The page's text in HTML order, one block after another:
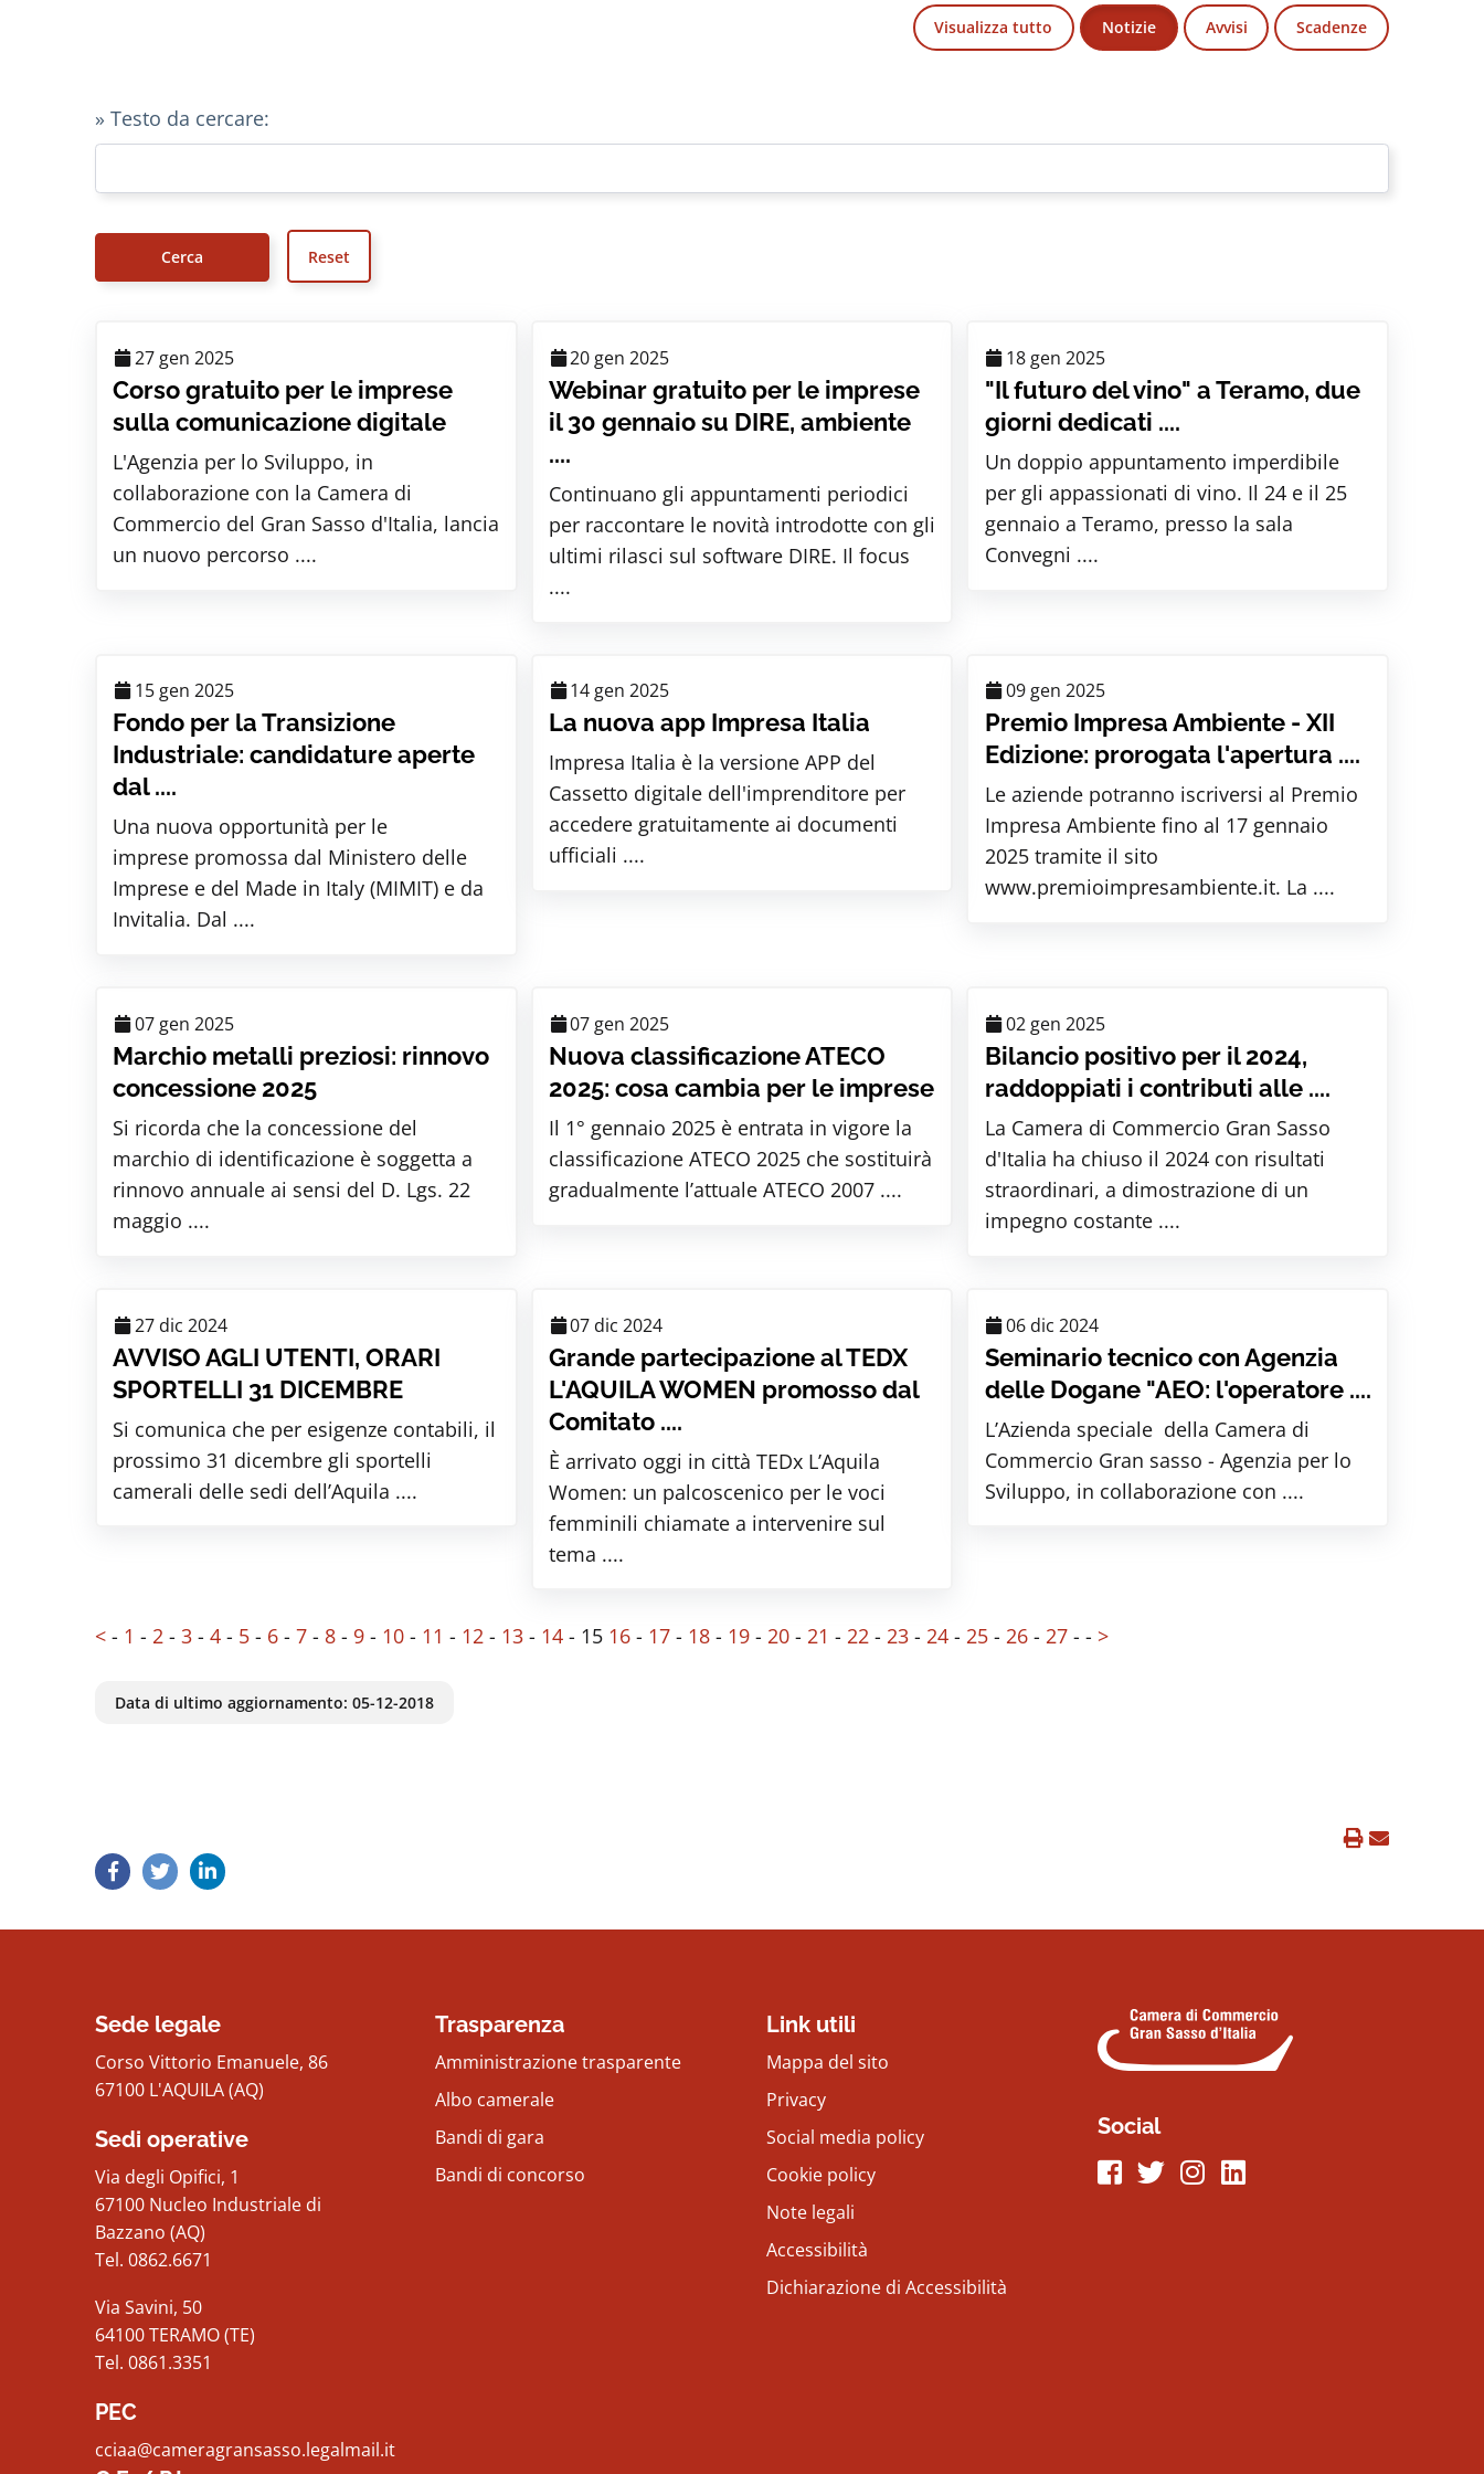
Visualizza tutto Notizie Avvisi Scadenze
» Testo da cercare:
27 gen 2025
Corso gratuito per le imprese
sulla comunicazione digitale
L'Agenzia per lo Sviluppo, in
collaborazione con la Camera di
Commercio del Gran Sasso d'Italia, lancia
un nuovo percorso ....
20 gen 2025
Webinar gratuito per le imprese
il 30 gennaio su DIRE, ambiente
....
Continuano gli appuntamenti periodici
per raccontare le novità introdotte con gli
ultimi rilasci sul software DIRE. Il focus
....
18 gen 2025
"Il futuro del vino" a Teramo, due
giorni dedicati ....
Un doppio appuntamento imperdibile
per gli appassionati di vino. Il 24 e il 25
gennaio a Teramo, presso la sala
Convegni ....
15 gen 2025
Fondo per la Transizione
Industriale: candidature aperte
dal ....
Una nuova opportunità per le
imprese promossa dal Ministero delle
Imprese e del Made in Italy (MIMIT) e da
Invitalia. Dal ....
14 gen 2025
La nuova app Impresa Italia
Impresa Italia è la versione APP del
Cassetto digitale dell'imprenditore per
accedere gratuitamente ai documenti
ufficiali ....
09 gen 2025
Premio Impresa Ambiente - XII
Edizione: prorogata l'apertura ....
Le aziende potranno iscriversi al Premio
Impresa Ambiente fino al 17 gennaio
2025 tramite il sito
www.premioimpresambiente.it. La ....
07 gen 2025
Marchio metalli preziosi: rinnovo
concessione 2025
Si ricorda che la concessione del
marchio di identificazione è soggetta a
rinnovo annuale ai sensi del D. Lgs. 22
maggio ....
07 gen 2025
Nuova classificazione ATECO
2025: cosa cambia per le imprese
Il 1° gennaio 2025 è entrata in vigore la
classificazione ATECO 2025 che sostituirà
gradualmente l’attuale ATECO 2007 ....
02 gen 2025
Bilancio positivo per il 2024,
raddoppiati i contributi alle ....
La Camera di Commercio Gran Sasso
d'Italia ha chiuso il 2024 con risultati
straordinari, a dimostrazione di un
impegno costante ....
27 dic 2024
AVVISO AGLI UTENTI, ORARI
SPORTELLI 31 DICEMBRE
Si comunica che per esigenze contabili, il
prossimo 31 dicembre gli sportelli
camerali delle sedi dell’Aquila ....
07 dic 2024
Grande partecipazione al TEDX
L'AQUILA WOMEN promosso dal
Comitato ....
È arrivato oggi in città TEDx L’Aquila
Women: un palcoscenico per le voci
femminili chiamate a intervenire sul
tema ....
06 dic 2024
Seminario tecnico con Agenzia
delle Dogane "AEO: l'operatore ....
L’Azienda speciale della Camera di
Commercio Gran sasso - Agenzia per lo
Sviluppo, in collaborazione con ....
< - 1 - 2 - 3 - 4 - 5 - 6 - 7 - 8 - 9 - 10 - 11 - 12 - 13 - 14 - 15 16 - 17 - 18 - 19 - 20 - 21 - 22 - 23 - 24 - 25 - 26 - 27 - - >
Data di ultimo aggiornamento: 05-12-2018
Sede legale
Corso Vittorio Emanuele, 86
67100 L'AQUILA (AQ)
Sedi operative
Via degli Opifici, 1
67100 Nucleo Industriale di
Bazzano (AQ)
Tel. 0862.6671
Via Savini, 50
64100 TERAMO (TE)
Tel. 0861.3351
PEC
cciaa@cameragransasso.legalmail.it
Trasparenza
Amministrazione trasparente
Albo camerale
Bandi di gara
Bandi di concorso
Link utili
Mappa del sito
Privacy
Social media policy
Cookie policy
Note legali
Accessibilità
Dichiarazione di Accessibilità
Social
Seguici su Facebook
Seguici su Twitter
Seguici su Instagram
Seguici su LinkeIn